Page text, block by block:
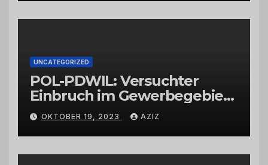
UNCATEGORIZED
POL-PDWIL: Versuchter
Einbruch im Gewerbegebiet
Wittlich
OKTOBER 19, 2023 AZIZ